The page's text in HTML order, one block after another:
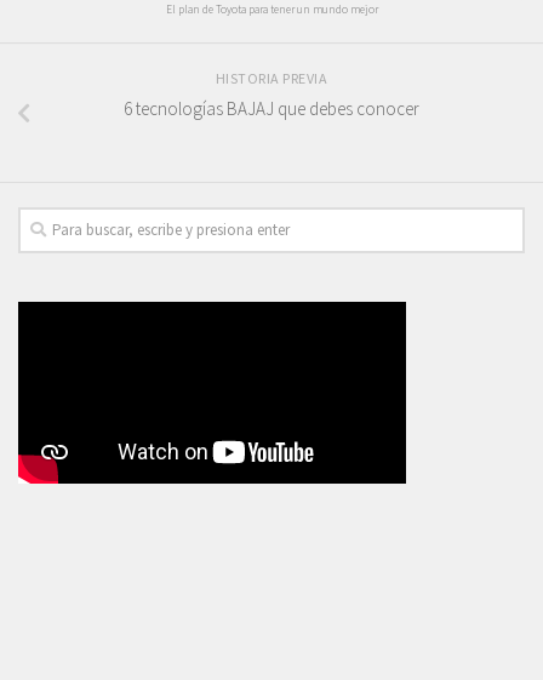
El plan de Toyota para tener un mundo mejor
HISTORIA PREVIA
6 tecnologías BAJAJ que debes conocer